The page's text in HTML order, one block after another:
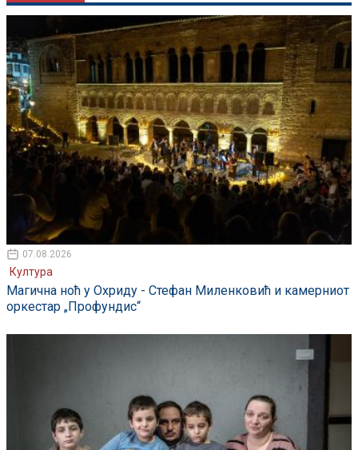
07.08.2026
Култура
Магична ноћ у Охриду - Стефан Миленковић и камерниот
оркестар „Профундис“